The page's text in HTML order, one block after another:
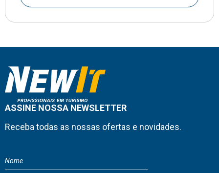
ASSINE NOSSA NEWSLETTER
Receba todas as nossas ofertas e novidades.